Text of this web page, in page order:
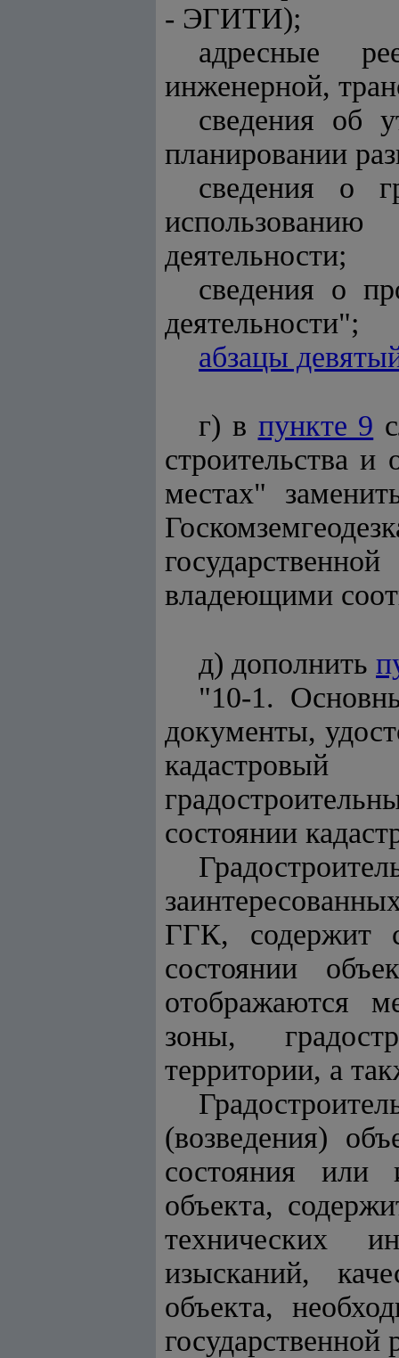
- ЭГИТИ);
адресные
инженерной,
сведения об
планировании
сведения о
деятельности;
сведения о
деятельности";
абзацы
г) в пункте 9
строительства и
местах"
владеющими
д) дополнить
"10-1.
документы,
кадастровый
состоянии
ГГК, содержит
состоянии
отображаются
зоны,
территории, а
(возведения)
состояния или
объекта,
технических
изысканий,
объекта,
государственной